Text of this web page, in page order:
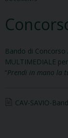
Bando di Concorso
MULTIMEDIALE
“Prendi in mano la
CAV-SAVIO-